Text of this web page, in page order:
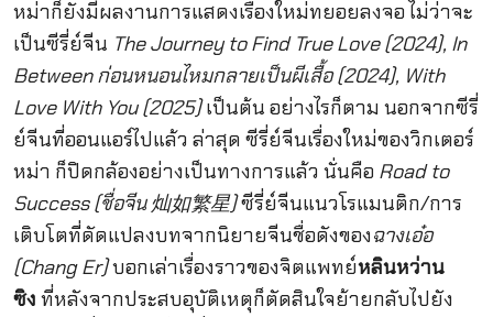
หม่าก็ยังมีผลงานการแสดงเรื่องใหม่ทยอยลงจอ ไม่ว่าจะ
เป็นซีรี่ย์จีน The Journey to Find True Love (2024), In
Between ก่อนหนอนไหมกลายเป็นผีเสื้อ (2024), With
Love With You (2025)เป็นต้น อย่างไรก็ตาม นอกจากซีรี่
ย์จีนที่ออนแอร์ไปแล้ว ล่าสุด ซีรี่ย์จีนเรื่องใหม่ของวิกเตอร์
หม่า ก็ปิดกล้องอย่างเป็นทางการแล้ว นั่นคือ Road to
Success (ชื่อจีน 灿如繁星)ซีรี่ย์จีนแนวโรแมนติก/การ
เติบโตที่ดัดแปลงบทจากนิยายจีนชื่อดังของฉางเอ๋อ
(Chang Er)บอกเล่าเรื่องราวของจิตแพทย์หลินหว่าน
ซิง ที่หลังจากประสบอุบัติเหตุก็ตัดสินใจย้ายกลับไปยัง